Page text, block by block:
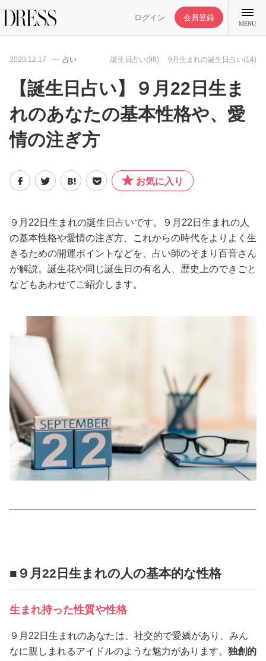
ログイン 会員登録
MENU
特集記事
DRESS部活
ライフスタイル
ファッション
恋愛/結婚/離婚
美容/健康
妊娠/出産/家族
グルメ
トラベル
性と愛
ゲーム
2020.12.17 占い 誕生日占い(98) 9月生まれの誕生日占い(14)
【誕生日占い】９月22日生ま
れのあなたの基本性格や、愛
情の注ぎ方
お気に入り
９月22日生まれの誕生日占いです。９月22日生まれの人
の基本性格や愛情の注ぎ方、これからの時代をよりよく生
きるための開運ポイントなどを、占い師のそまり百音さん
が解説。誕生花や同じ誕生日の有名人、歴史上のできごと
などもあわせてご紹介します。
■９月22日生まれの人の基本的な性格
生まれ持った性質や性格
９月22日生まれのあなたは、社交的で愛嬌があり、みん
なに親しまれるアイドルのような魅力があります。 独創的